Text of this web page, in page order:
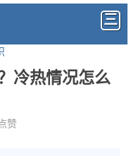
冷热情况怎么
赞